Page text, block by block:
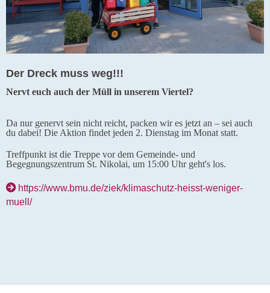
Der Dreck muss weg!!!
Nervt euch auch der Müll in unserem Viertel?
Da nur genervt sein nicht reicht, packen wir es jetzt an – sei auch
du dabei! Die Aktion findet jeden 2. Dienstag im Monat statt.
Treffpunkt ist die Treppe vor dem Gemeinde- und
Begegnungszentrum St. Nikolai, um 15:00 Uhr geht's los.
https://www.bmu.de/ziek/klimaschutz-heisst-weniger-
muell/